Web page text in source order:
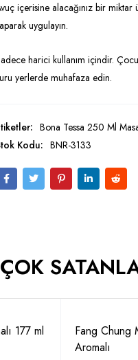
içerisine alacağınız bir
uygulayın.
harici kullanım içindir.
yerlerde muhafaza edin.
Bona Tessa 250 Ml
Kodu: BNR-3133
177 ml
Fang Chung
Aromalı